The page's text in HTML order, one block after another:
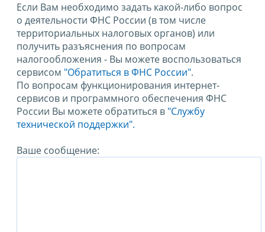
Если Вам необходимо задать какой-либо вопрос
о деятельности ФНС России (в том числе
территориальных налоговых органов) или
получить разъяснения по вопросам
налогообложения - Вы можете воспользоваться
сервисом "Обратиться в ФНС России".
По вопросам функционирования интернет-
сервисов и программного обеспечения ФНС
России Вы можете обратиться в "Службу
технической поддержки".
Ваше сообщение: